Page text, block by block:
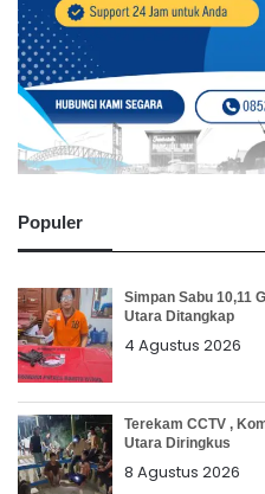
Populer
Simpan Sabu 10,11
Utara Ditangkap
4 Agustus 2026
Terekam CCTV ,
Utara Diringkus
8 Agustus 2026